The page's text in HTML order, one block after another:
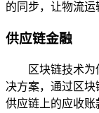
的同步，让物流运
供应链金融
区块链技术
决方案，通过区
供应链上的应收